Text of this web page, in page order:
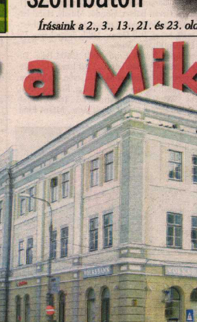
írásaink a 2., 3., 13., 21. és 23.